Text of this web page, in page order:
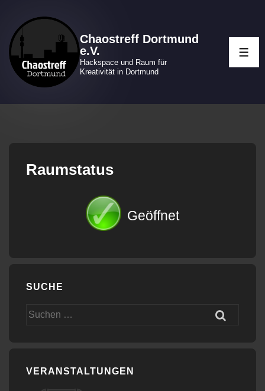
Inhalt
Chaostreff Dortmund
e.V.
Hackspace und Raum für
Kreativität in Dortmund
Raumstatus
Geöffnet
SUCHE
Suchen
VERANSTALTUNGEN